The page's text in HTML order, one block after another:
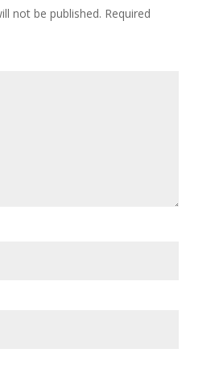
not be published. Required